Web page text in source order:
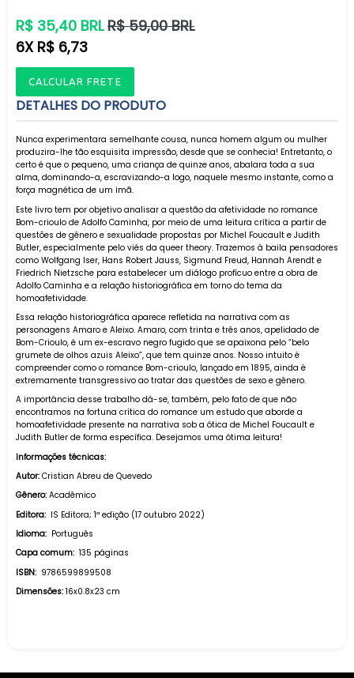
Preço
normal
R$ 35,40 BRL R$ 59,00 BRL
6X R$ 6,73
CALCULAR FRETE
DETALHES DO PRODUTO
Nunca experimentara semelhante cousa, nunca homem algum ou mulher
produzira-lhe tão esquisita impressão, desde que se conhecia! Entretanto, o
certo é que o pequeno, uma criança de quinze anos, abalara toda a sua
alma, dominando-a, escravizando-a logo, naquele mesmo instante, como a
força magnética de um imã.
Este livro tem por objetivo analisar a questão da afetividade no romance
Bom-crioulo de Adolfo Caminha, por meio de uma leitura crítica a partir de
questões de gênero e sexualidade propostas por Michel Foucault e Judith
Butler, especialmente pelo viés da queer theory. Trazemos à baila pensadores
como Wolfgang Iser, Hans Robert Jauss, Sigmund Freud, Hannah Arendt e
Friedrich Nietzsche para estabelecer um diálogo profícuo entre a obra de
Adolfo Caminha e a relação historiográfica em torno do tema da
homoafetividade.
Essa relação historiográfica aparece refletida na narrativa com as
personagens Amaro e Aleixo. Amaro, com trinta e três anos, apelidado de
Bom-Crioulo, é um ex-escravo negro fugido que se apaixona pelo “belo
grumete de olhos azuis Aleixo”, que tem quinze anos. Nosso intuito é
compreender como o romance Bom-crioulo, lançado em 1895, ainda é
extremamente transgressivo ao tratar das questões de sexo e gênero.
A importância desse trabalho dá-se, também, pelo fato de que não
encontramos na fortuna crítica do romance um estudo que aborde a
homoafetividade presente na narrativa sob a ótica de Michel Foucault e
Judith Butler de forma específica. Desejamos uma ótima leitura!
Informações técnicas:
Autor: Cristian Abreu de Quevedo
Gênero: Acadêmico
Editora: ‎ IS Editora; 1ª edição (17 outubro 2022)
Idioma: ‎ Português
Capa comum: ‎ 135 páginas
ISBN: ‎ 9786599899508
Dimensões: ‎ 16x0.8x23 cm